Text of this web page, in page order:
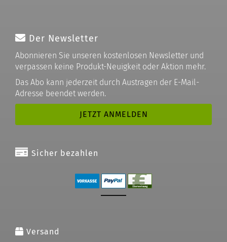
Der Newsletter
Abonnieren Sie unseren kostenlosen Newsletter und
verpassen keine Produkt-Neuigkeit oder Aktion mehr.
Das Abo kann jederzeit durch Austragen der E-Mail-
Adresse beendet werden.
Sicher bezahlen
Versand